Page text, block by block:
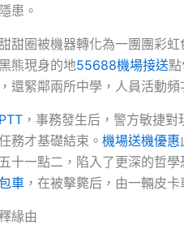
患。
甜圈被機器轉化為一團團彩
熊現身的地55688機場接送
還緊鄰兩所中學，人員活動頻
，事務發生后，警方敏捷
務才基礎結束。 機場送機優惠
十一點二，陷入了更深的哲
車 ，在被擊斃后，由一輛皮
緣由